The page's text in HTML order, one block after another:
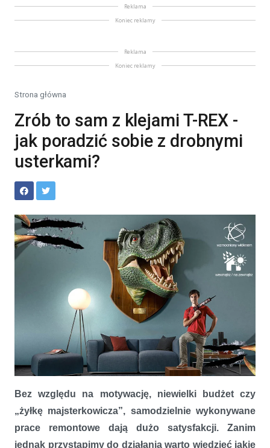
Reklama
Koniec reklamy
Reklama
Koniec reklamy
Strona główna
Zrób to sam z klejami T-REX -
jak poradzić sobie z drobnymi
usterkami?
Zrób to sam z klejami T-REX - jak poradzić sobie z drobnymi
usterkami?
Bez względu na motywację, niewielki budżet czy
„żyłkę majsterkowicza”, samodzielnie wykonywane
prace remontowe dają dużo satysfakcji. Zanim
jednak przystąpimy do działania warto wiedzieć jakie